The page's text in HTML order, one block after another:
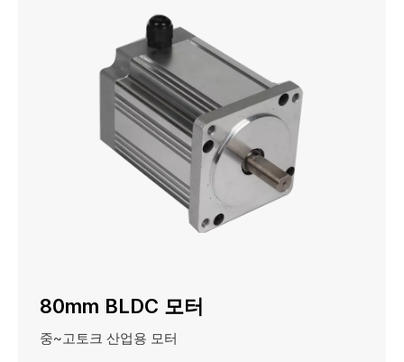
80mm BLDC 모터
중~고토크 산업용 모터